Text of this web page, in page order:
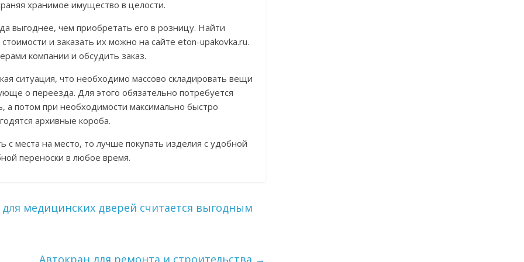
хранимое имущество в целости.
выгоднее, чем приобретать его в розницу. Найти
и заказать их можно на сайте eton-upakovka.ru.
компании и обсудить заказ.
ситуация, что необходимо массово складировать вещи
о переезда. Для этого обязательно потребуется
а потом при необходимости максимально быстро
архивные короба.
с места на место, то лучше покупать изделия с удобной
переноски в любое время.
медицинских дверей считается выгодным